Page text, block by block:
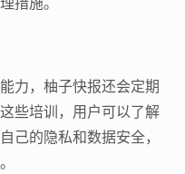
力，柚子快报还会定期
些培训，用户可以了解
己的隐私和数据安全，